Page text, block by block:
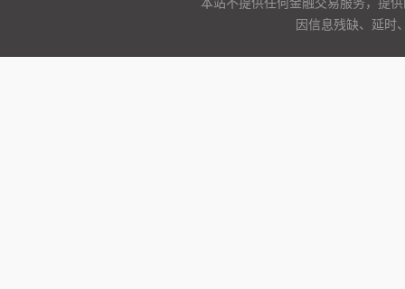
因信息残缺、延时